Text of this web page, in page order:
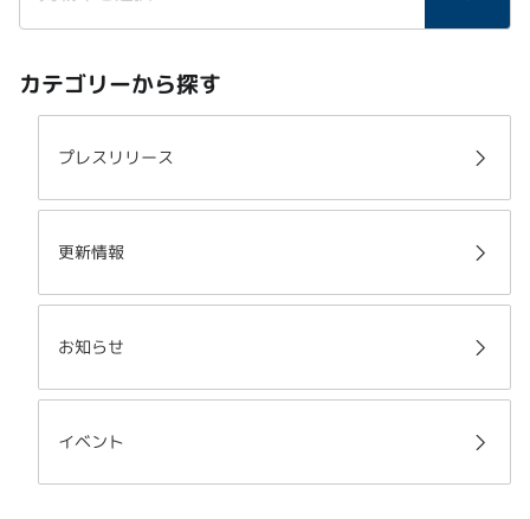
カテゴリーから探す
プレスリリース
更新情報
お知らせ
イベント